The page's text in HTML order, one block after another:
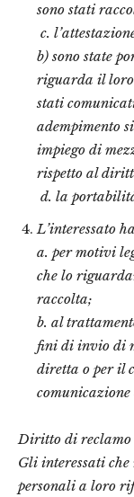
sono stati
c.
b) sono state
riguarda il loro
stati
adempimento
impiego di
rispetto al
d. la
L’interessato
a. per motivi
che lo
raccolta;
b. al
fini di invio di
diretta o per il
comunicazione
Diritto di reclamo
Gli interessati
personali a loro